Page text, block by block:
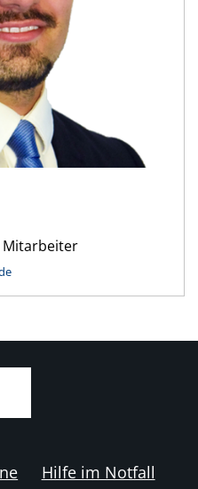
Mitarbeiter
Hilfe im Notfall